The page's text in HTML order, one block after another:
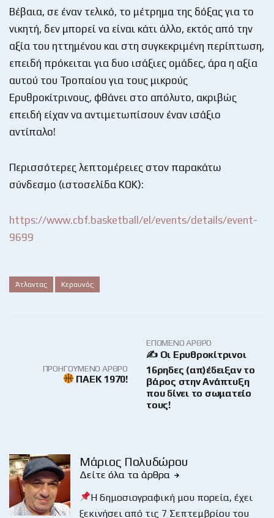
Βέβαια, σε έναν τελικό, το μέτρημα της δόξας για το
νικητή, δεν μπορεί να είναι κάτι άλλο, εκτός από την
αξία του ηττημένου και στη συγκεκριμένη περίπτωση,
επειδή πρόκειται για δυο ισάξιες ομάδες, άρα η αξία
αυτού του Τροπαίου για τους μικρούς
Ερυθροκίτρινους, φθάνει στο απόλυτο, ακριβώς
επειδή είχαν να αντιμετωπίσουν έναν ισάξιο
αντίπαλο!
Περισσότερες λεπτομέρειες στον παρακάτω
σύνδεσμο (ιστοσελίδα ΚΟΚ):
https://www.cbf.basketball/el/events/details/event-
9699
Άτλαντας Κεραυνός
ΠΡΟΗΓΟΎΜΕΝΟ ΆΡΘΡΟ
ΠΑΕΚ 1970!
ΕΠΌΜΕΝΟ ΆΡΘΡΟ
✍ Οι Ερυθροκίτρινοι
16ρηδες (απ)έδειξαν το
βάρος στην Ανάπτυξη
που δίνει το σωματείο
τους!
Μάριος Πολυδώρου
Δείτε όλα τα άρθρα
Η δημοσιογραφική μου πορεία, έχει
ξεκινήσει από τις 7 Σεπτεμβρίου του